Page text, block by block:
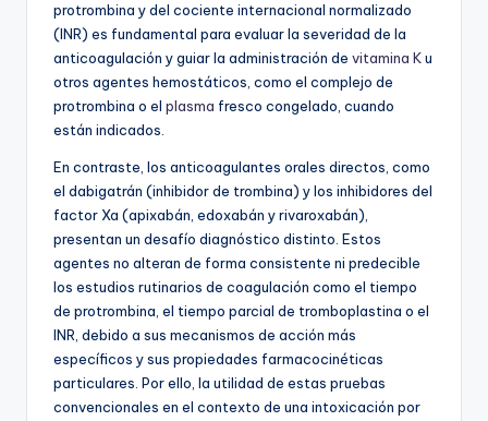
protrombina y del cociente internacional normalizado
(INR) es fundamental para evaluar la severidad de la
anticoagulación y guiar la administración de vitamina Ku
otros agentes hemostáticos, como el complejo de
protrombina o el plasma fresco congelado, cuando
están indicados.
En contraste, los anticoagulantes orales directos, como
el dabigatrán (inhibidor de trombina) y los inhibidores del
factor Xa (apixabán, edoxabán y rivaroxabán),
presentan un desafío diagnóstico distinto. Estos
agentes no alteran de forma consistente ni predecible
los estudios rutinarios de coagulación como el tiempo
de protrombina, el tiempo parcial de tromboplastina o el
INR, debido a sus mecanismos de acción más
específicos y sus propiedades farmacocinéticas
particulares. Por ello, la utilidad de estas pruebas
convencionales en el contexto de una intoxicación por